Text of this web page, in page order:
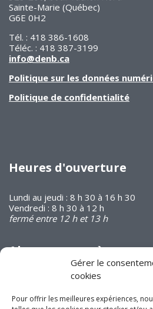
Gérer le
cookies
Pour offrir les meilleures expériences,
Sainte-Marie (Québec)
G6E 0H2
Tél. : 418 386-1608
Téléc. : 418 387-3199
info@denb.ca
Politique sur les données
Politique de confidentialité
Heures d'ouverture
Lundi au jeudi : 8 h 30 à 16 h 30
Vendredi : 8 h 30 à 12 h
fermé entre 12 h et 13 h
Abonnez-vous à
notre infolettre